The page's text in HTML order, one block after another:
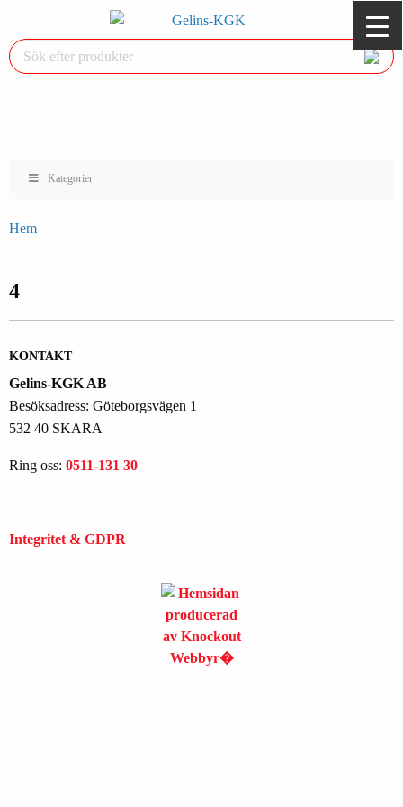
Kategorier
Hem
4
KONTAKT
Gelins-KGK AB
Besöksadress: Göteborgsvägen 1
532 40 SKARA
Ring oss: 0511-131 30
Integritet & GDPR